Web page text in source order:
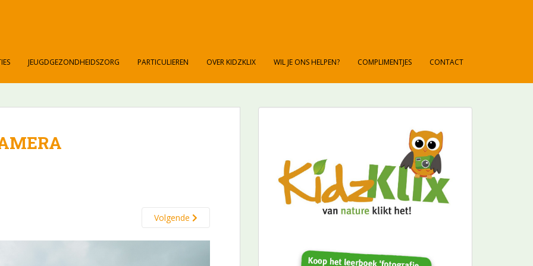
JEUGDGEZONDHEIDSZORG PARTICULIEREN OVER KIDZKLIX WIL JE ONS HELPEN? COMPLIMENTJES CONTACT
Volgende